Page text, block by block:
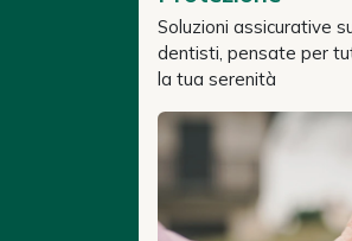
Soluzioni assicurative
dentisti, pensate per
la tua serenità